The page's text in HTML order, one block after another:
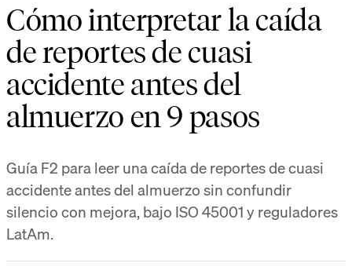
Cómo interpretar la caída
de reportes de cuasi
accidente antes del
almuerzo en 9 pasos
Guía F2 para leer una caída de reportes de cuasi
accidente antes del almuerzo sin confundir
silencio con mejora, bajo ISO 45001 y reguladores
LatAm.